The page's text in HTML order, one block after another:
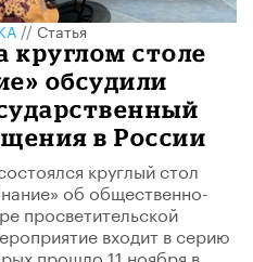
//Статья
круглом столе
обсудили
в России
круглый стол
об общественно-
просветительской
входит в серию
прошло 11 ноября в